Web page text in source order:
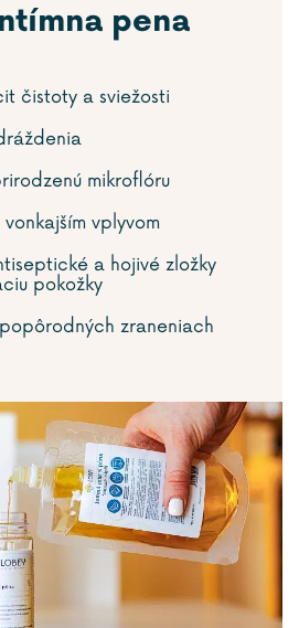
pena
čistoty a sviežosti
mikroflóru
vplyvom
a hojivé zložky
pokožky
zraneniach